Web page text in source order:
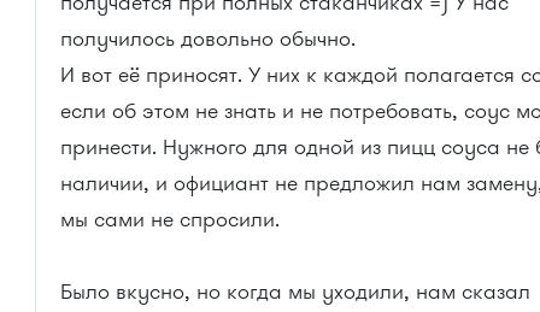
получилось довольно обычно.
И вот её приносят. У них к каждой полагается
если об этом не знать и не потребовать, соус
принести. Нужного для одной из пицц соуса не
наличии, и официант не предложил нам
мы сами не спросили.
Было вкусно, но когда мы уходили, нам сказал